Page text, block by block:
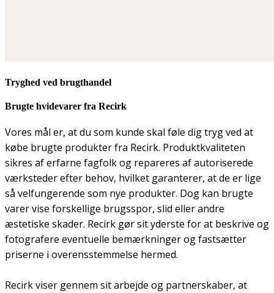
Tryghed ved brugthandel
Brugte hvidevarer fra Recirk
Vores mål er, at du som kunde skal føle dig tryg ved at
købe brugte produkter fra Recirk. Produktkvaliteten
sikres af erfarne fagfolk og repareres af autoriserede
værksteder efter behov, hvilket garanterer, at de er lige
så velfungerende som nye produkter. Dog kan brugte
varer vise forskellige brugsspor, slid eller andre
æstetiske skader. Recirk gør sit yderste for at beskrive og
fotografere eventuelle bemærkninger og fastsætter
priserne i overensstemmelse hermed.
Recirk viser gennem sit arbejde og partnerskaber, at